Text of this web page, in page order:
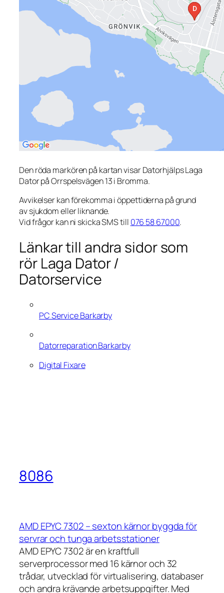
Den röda markören på kartan visar Datorhjälps Laga
Dator på Orrspelsvägen 13 i Bromma.
Avvikelser kan förekomma i öppettiderna på grund
av sjukdom eller liknande.
Vid frågor kan ni skicka SMS till 076 58 67000.
Länkar till andra sidor som
rör Laga Dator /
Datorservice
PC Service Barkarby
Datorreparation Barkarby
Digital Fixare
8086
AMD EPYC 7302 – sexton kärnor byggda för
servrar och tunga arbetsstationer
AMD EPYC 7302 är en kraftfull
serverprocessor med 16 kärnor och 32
trådar, utvecklad för virtualisering, databaser
och andra krävande arbetsuppgifter. Med